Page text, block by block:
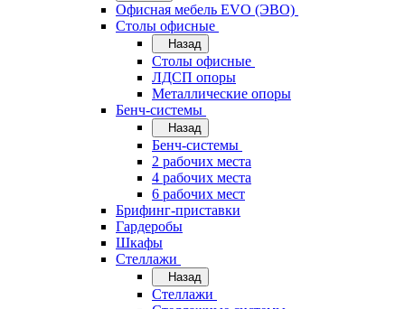
Офисная мебель EVO (ЭВО)
Cтолы офисные
Назад
Cтолы офисные
ЛДСП опоры
Металлические опоры
Бенч-системы
Назад
Бенч-системы
2 рабочих места
4 рабочих места
6 рабочих мест
Брифинг-приставки
Гардеробы
Шкафы
Стеллажи
Назад
Стеллажи